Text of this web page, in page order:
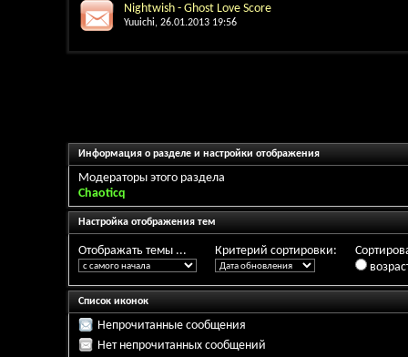
Nightwish - Ghost Love Score
Yuuichi, 26.01.2013 19:56
Информация о разделе и настройки отображения
Модераторы этого раздела
Chaoticq
Настройка отображения тем
Отображать темы ... Критерий сортировки:
Список иконок
Непрочитанные сообщения
Нет непрочитанных сообщений